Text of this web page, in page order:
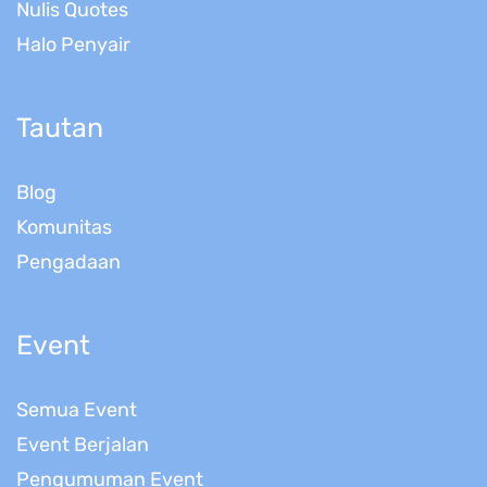
Nulis Quotes
Halo Penyair
Tautan
Blog
Komunitas
Pengadaan
Event
Semua Event
Event Berjalan
Pengumuman Event